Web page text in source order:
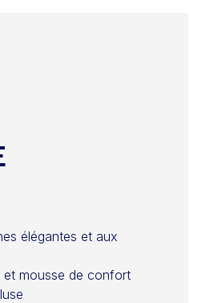
élégantes et aux
et mousse de confort